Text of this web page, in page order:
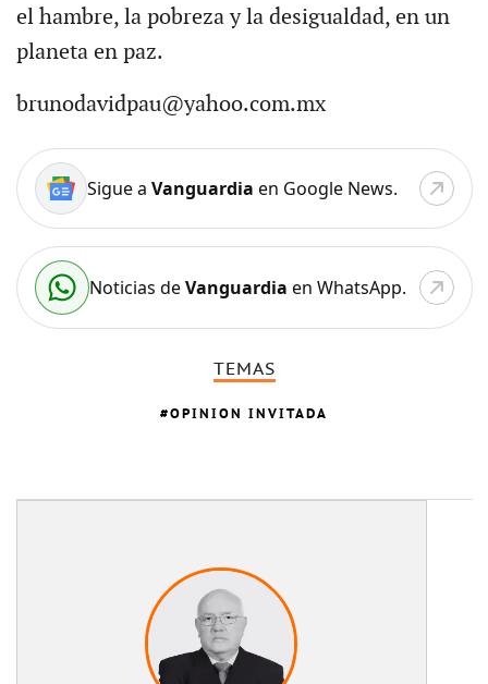
el hambre, la pobreza y la desigualdad, en un
planeta en paz.
brunodavidpau@yahoo.com.mx
Sigue a Vanguardia en Google News.
Noticias deVanguardia en WhatsApp.
TEMAS
OPINION INVITADA